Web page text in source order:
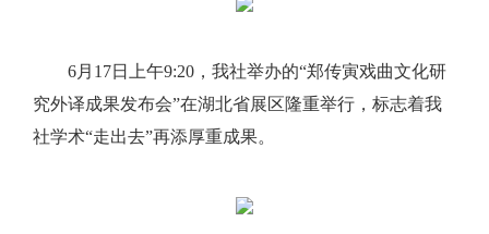
6月17日上午9:20，我社举办的“郑传寅戏曲文化研
究外译成果发布会”在湖北省展区隆重举行，标志着我
社学术“走出去”再添厚重成果。